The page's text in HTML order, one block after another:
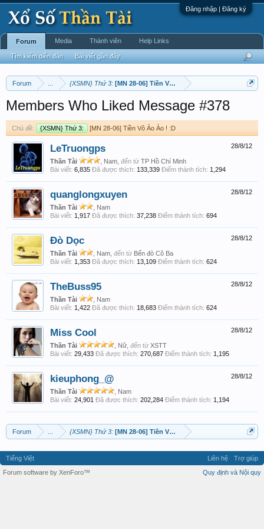
Đăng nhập | Đăng ký
Forum {XSMN} Thứ 3: [MN 28-06] Tiền Vô Ào Ào ! :D
Members Who Liked Message #378
Chủ đề: {XSMN} Thứ 3: [MN 28-06] Tiền Vô Ào Ào ! :D
28/8/12
LeTruongps
Thần Tài , Nam, đến từ TP Hồ Chí Minh
Bài viết: 6,835 Đã được thích: 133,339 Điểm thành tích: 1,294
28/8/12
quanglongxuyen
Thần Tài
, Nam
Bài viết: 1,917 Đã được thích: 37,238 Điểm thành tích: 694
28/8/12
Đò Dọc
Thần Tài , Nam, đến từ Bến đò Cô Ba
Bài viết: 1,353 Đã được thích: 13,109 Điểm thành tích: 624
28/8/12
TheBuss95
Thần Tài
, Nam
Bài viết: 1,422 Đã được thích: 18,683 Điểm thành tích: 624
28/8/12
Miss Cool
Thần Tài , Nữ, đến từ XSTT
Bài viết: 29,433 Đã được thích: 270,687 Điểm thành tích: 1,195
28/8/12
kieuphong_@
Thần Tài
, Nam
Bài viết: 24,901 Đã được thích: 202,284 Điểm thành tích: 1,194
Forum {XSMN} Thứ 3: [MN 28-06] Tiền Vô Ào Ào ! :D
Forum
Tìm kiếm diễn đàn Bài viết gần đây
Media Thành viên Help Links
Tiếng Việt Liên hệ
Trợ giúp
Quy định và Nội quy
Forum software by XenForo™